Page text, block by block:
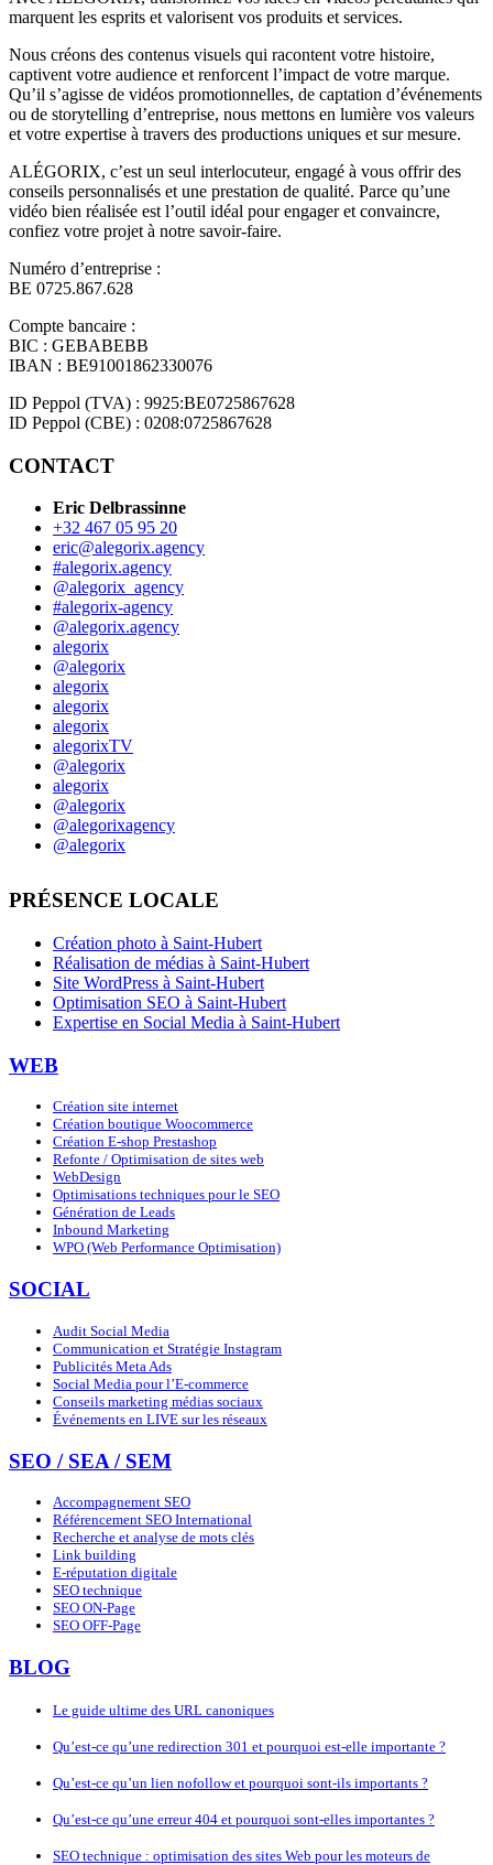
marquent les esprits et valorisent vos produits et services.
Nous créons des contenus visuels qui racontent votre histoire,
captivent votre audience et renforcent l’impact de votre marque.
Qu’il s’agisse de vidéos promotionnelles, de captation d’événements
ou de storytelling d’entreprise, nous mettons en lumière vos valeurs
et votre expertise à travers des productions uniques et sur mesure.
ALÉGORIX, c’est un seul interlocuteur, engagé à vous offrir des
conseils personnalisés et une prestation de qualité. Parce qu’une
vidéo bien réalisée est l’outil idéal pour engager et convaincre,
confiez votre projet à notre savoir-faire.
Numéro d’entreprise :
BE 0725.867.628
Compte bancaire :
BIC : GEBABEBB
IBAN : BE91001862330076
ID Peppol (TVA) : 9925:BE0725867628
ID Peppol (CBE) : 0208:0725867628
CONTACT
Eric Delbrassinne
+32 467 05 95 20
eric@alegorix.agency
#alegorix.agency
@alegorix_agency
#alegorix-agency
@alegorix.agency
alegorix
@alegorix
alegorix
alegorix
alegorix
alegorixTV
@alegorix
alegorix
@alegorix
@alegorixagency
@alegorix
PRÉSENCE LOCALE
Création photo à Saint-Hubert
Réalisation de médias à Saint-Hubert
Site WordPress à Saint-Hubert
Optimisation SEO à Saint-Hubert
Expertise en Social Media à Saint-Hubert
WEB
Création site internet
Création boutique Woocommerce
Création E-shop Prestashop
Refonte / Optimisation de sites web
WebDesign
Optimisations techniques pour le SEO
Génération de Leads
Inbound Marketing
WPO (Web Performance Optimisation)
SOCIAL
Audit Social Media
Communication et Stratégie Instagram
Publicités Meta Ads
Social Media pour l’E-commerce
Conseils marketing médias sociaux
Événements en LIVE sur les réseaux
SEO / SEA / SEM
Accompagnement SEO
Référencement SEO International
Recherche et analyse de mots clés
Link building
E-réputation digitale
SEO technique
SEO ON-Page
SEO OFF-Page
BLOG
Le guide ultime des URL canoniques
Qu’est-ce qu’une redirection 301 et pourquoi est-elle importante ?
Qu’est-ce qu’un lien nofollow et pourquoi sont-ils importants ?
Qu’est-ce qu’une erreur 404 et pourquoi sont-elles importantes ?
SEO technique : optimisation des sites Web pour les moteurs de